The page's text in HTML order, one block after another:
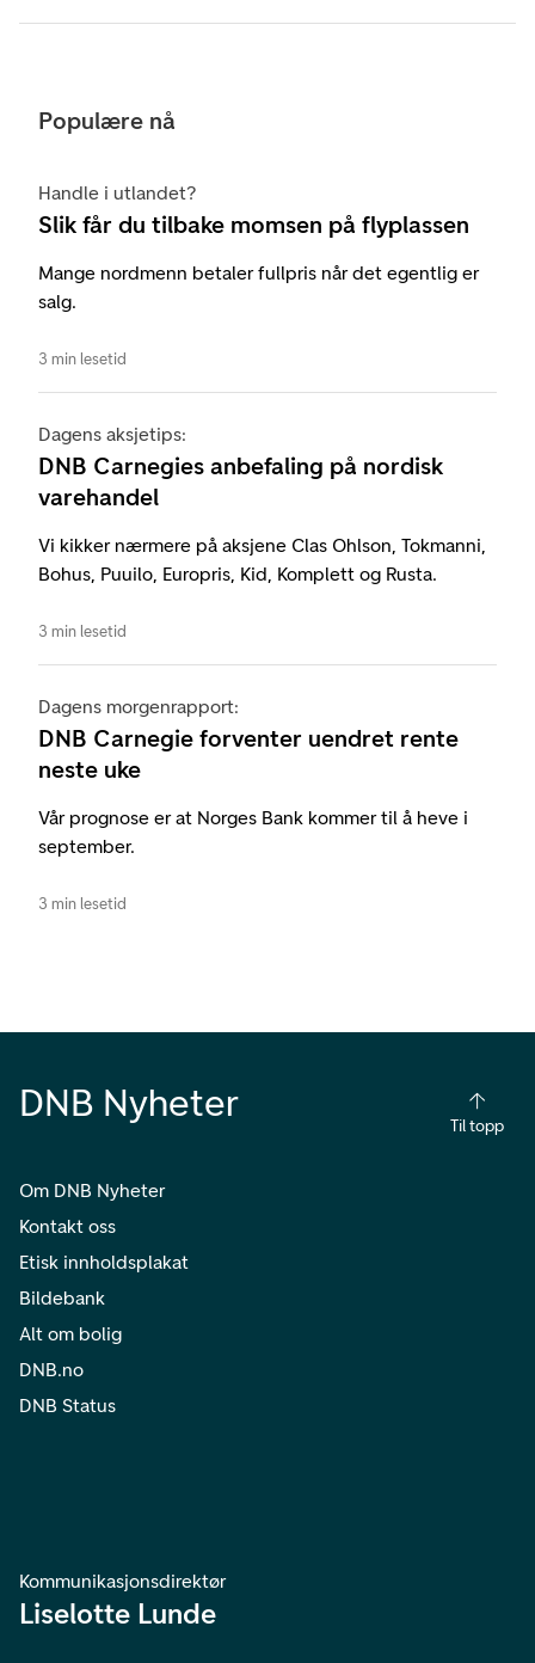
Populære nå
Handle i utlandet?
Slik får du tilbake momsen på flyplassen
Mange nordmenn betaler fullpris når det egentlig er
salg.
3 min lesetid
Dagens aksjetips:
DNB Carnegies anbefaling på nordisk
varehandel
Vi kikker nærmere på aksjene Clas Ohlson, Tokmanni,
Bohus, Puuilo, Europris, Kid, Komplett og Rusta.
3 min lesetid
Dagens morgenrapport:
DNB Carnegie forventer uendret rente
neste uke
Vår prognose er at Norges Bank kommer til å heve i
september.
3 min lesetid
DNB Nyheter
Til topp
Om DNB Nyheter
Kontakt oss
Etisk innholdsplakat
Bildebank
Alt om bolig
DNB.no
DNB Status
Kommunikasjonsdirektør
Liselotte Lunde